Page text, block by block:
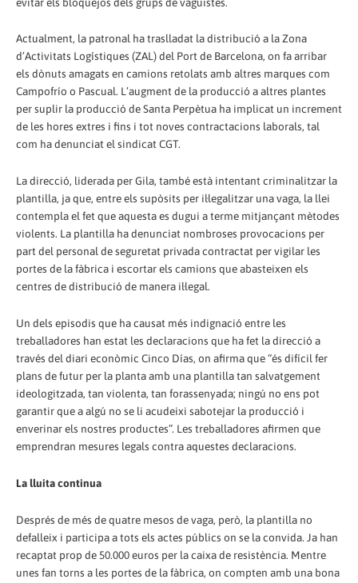
Actualment, la patronal ha traslladat la distribució a la Zona
d’Activitats Logístiques (ZAL) del Port de Barcelona, on fa arribar
els dònuts amagats en camions retolats amb altres marques com
Campofrío o Pascual. L’augment de la producció a altres plantes
per suplir la producció de Santa Perpètua ha implicat un increment
de les hores extres i fins i tot noves contractacions laborals, tal
com ha denunciat el sindicat CGT.
La direcció, liderada per Gila, també està intentant criminalitzar la
plantilla, ja que, entre els supòsits per il·legalitzar una vaga, la llei
contempla el fet que aquesta es dugui a terme mitjançant mètodes
violents. La plantilla ha denunciat nombroses provocacions per
part del personal de seguretat privada contractat per vigilar les
portes de la fàbrica i escortar els camions que abasteixen els
centres de distribució de manera il·legal.
Un dels episodis que ha causat més indignació entre les
treballadores han estat les declaracions que ha fet la direcció a
través del diari econòmic Cinco Días, on afirma que “és difícil fer
plans de futur per la planta amb una plantilla tan salvatgement
ideologitzada, tan violenta, tan forassenyada; ningú no ens pot
garantir que a algú no se li acudeixi sabotejar la producció i
enverinar els nostres productes”. Les treballadores afirmen que
emprendran mesures legals contra aquestes declaracions.
La lluita continua
Després de més de quatre mesos de vaga, però, la plantilla no
defalleix i participa a tots els actes públics on se la convida. Ja han
recaptat prop de 50.000 euros per la caixa de resistència. Mentre
unes fan torns a les portes de la fàbrica, on compten amb una bona